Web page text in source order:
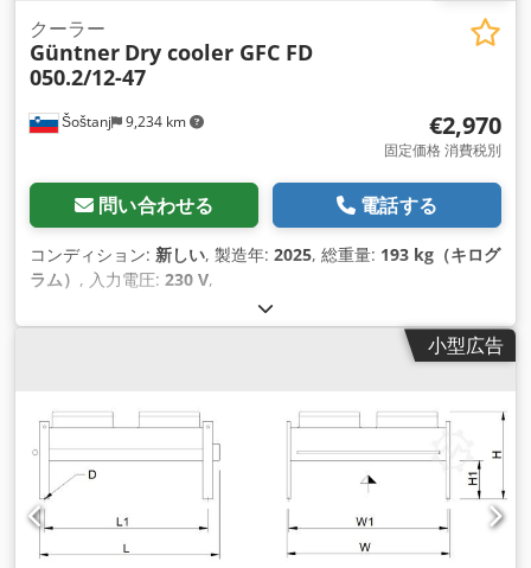
Šoštanj 9,234 km
クーラー
Güntner Dry cooler GFC FD
050.2/12-47
€2,970
固定価格 消費税別
問い合わせる 電話する
コンディション: 新しい, 製造年: 2025, 総重量: 193 kg（キログ
ラム） , 入力電圧: 230 V,
小型広告